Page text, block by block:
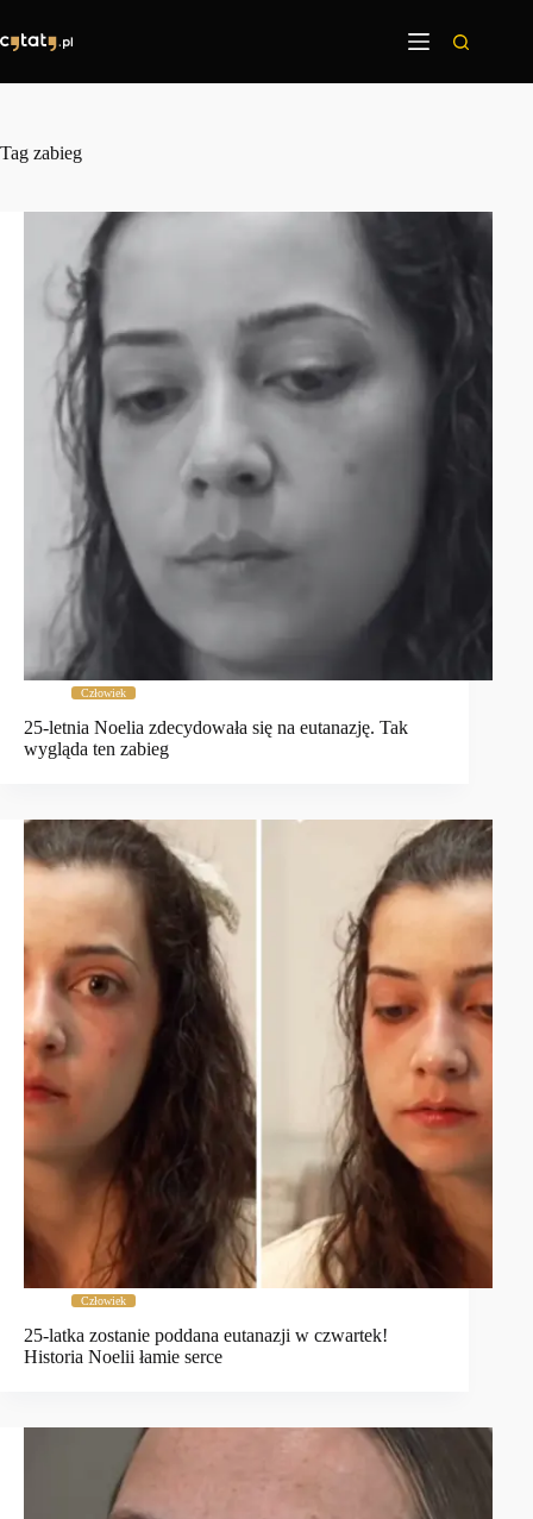
treści
Tag zabieg
Człowiek
25-letnia Noelia zdecydowała się na eutanazję. Tak
wygląda ten zabieg
Człowiek
25-latka zostanie poddana eutanazji w czwartek!
Historia Noelii łamie serce